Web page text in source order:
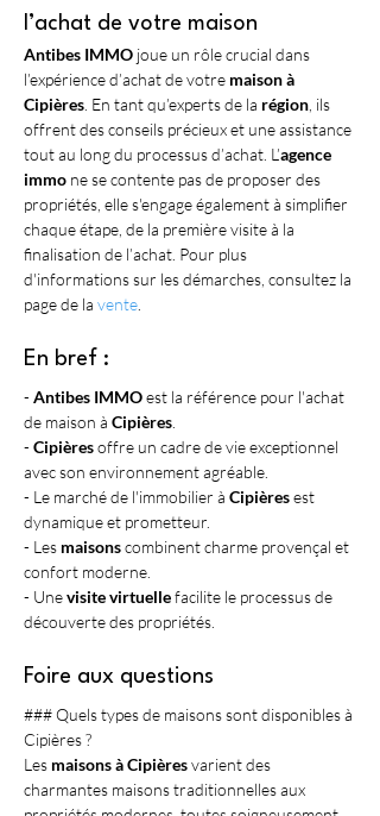
l’achat de votre maison
Antibes IMMO joue un rôle crucial dans
l’expérience d’achat de votre maison à
Cipières . En tant qu’experts de la région , ils
offrent des conseils précieux et une assistance
tout au long du processus d’achat. L’agence
immo ne se contente pas de proposer des
propriétés, elle s'engage également à simplifier
chaque étape, de la première visite à la
finalisation de l’achat. Pour plus
d'informations sur les démarches, consultez la
page de la vente
En bref :
- Antibes IMMO est la référence pour l'achat
de maison à Cipières
- Cipières offre un cadre de vie exceptionnel
avec son environnement agréable.
- Le marché de l'immobilier à Cipières est
dynamique et prometteur.
- Les maisons combinent charme provençal et
confort moderne.
- Une visite virtuelle facilite le processus de
découverte des propriétés.
Foire aux questions
### Quels types de maisons sont disponibles à
Cipières ?
Les maisons à Cipières varient des
charmantes maisons traditionnelles aux